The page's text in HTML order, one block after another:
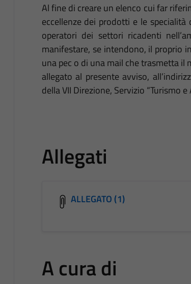
Al fine di creare un elenco cui far
eccellenze dei prodotti e le
operatori dei settori ricadenti
manifestare, se intendono, il proprio
una pec o di una mail che trasmetta
allegato al presente avviso,
della VII Direzione, Servizio “Turismo
Allegati
ALLEGATO (1)
A cura di